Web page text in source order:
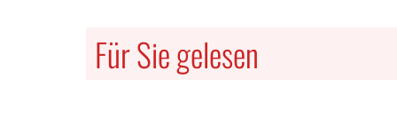
Für Sie gelesen